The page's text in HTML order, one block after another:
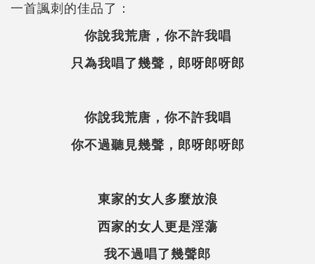
一首諷刺的佳品了：
你說我荒唐，你不許我唱
只為我唱了幾聲，郎呀郎呀郎
你說我荒唐，你不許我唱
你不過聽見幾聲，郎呀郎呀郎
東家的女人多麼放浪
西家的女人更是淫蕩
我不過唱了幾聲郎